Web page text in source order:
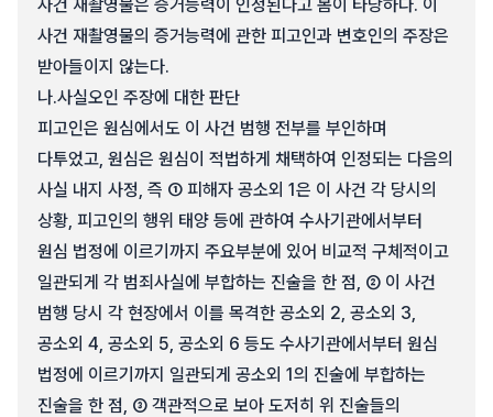
사건 재촬영물은 증거능력이 인정된다고 봄이 타당하다. 이
사건 재촬영물의 증거능력에 관한 피고인과 변호인의 주장은
받아들이지 않는다.
나.사실오인 주장에 대한 판단
피고인은 원심에서도 이 사건 범행 전부를 부인하며
다투었고, 원심은 원심이 적법하게 채택하여 인정되는 다음의
사실 내지 사정, 즉 ① 피해자 공소외 1은 이 사건 각 당시의
상황, 피고인의 행위 태양 등에 관하여 수사기관에서부터
원심 법정에 이르기까지 주요부분에 있어 비교적 구체적이고
일관되게 각 범죄사실에 부합하는 진술을 한 점, ② 이 사건
범행 당시 각 현장에서 이를 목격한 공소외 2, 공소외 3,
공소외 4, 공소외 5, 공소외 6 등도 수사기관에서부터 원심
법정에 이르기까지 일관되게 공소외 1의 진술에 부합하는
진술을 한 점, ③ 객관적으로 보아 도저히 위 진술들의